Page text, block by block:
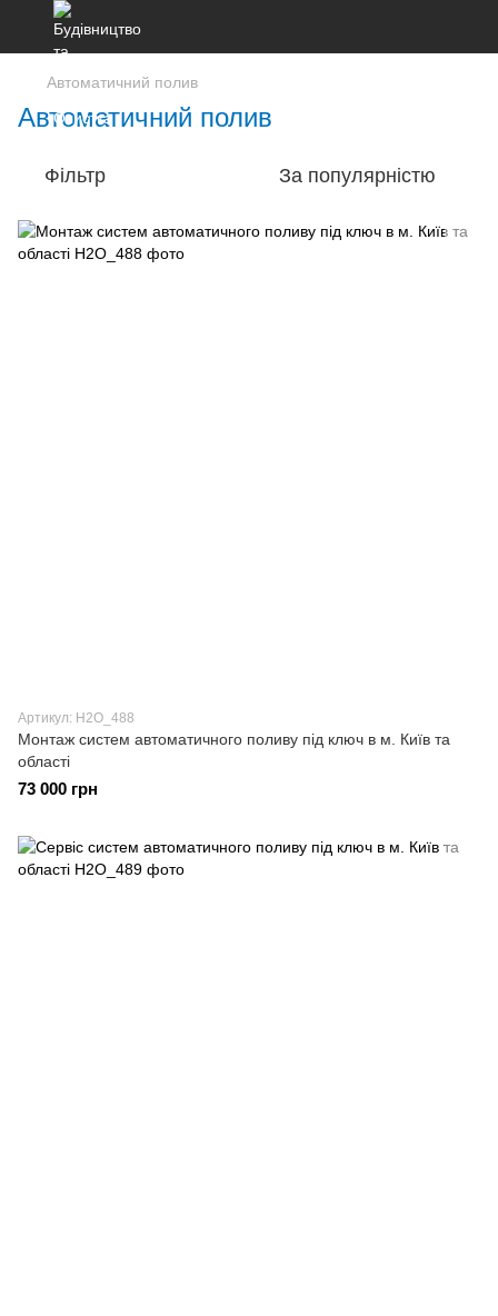
Автоматичний полив
Автоматичний полив
Фільтр За популярністю
Артикул: H2О_488
Монтаж систем автоматичного поливу під ключ в м. Київ та
області
73 000 грн